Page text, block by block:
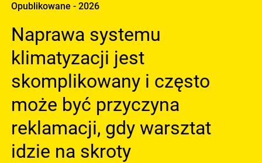
Opublikowane - 2026
Naprawa systemu
klimatyzacji jest
skomplikowany i często
może być przyczyna
reklamacji, gdy warsztat
idzie na skroty